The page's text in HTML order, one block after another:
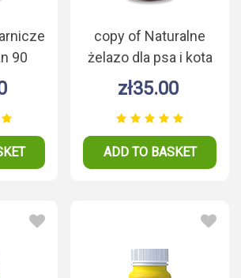
90
copy of Naturalne
żelazo dla psa i kota
180g
zł35.00
ADD TO BASKET